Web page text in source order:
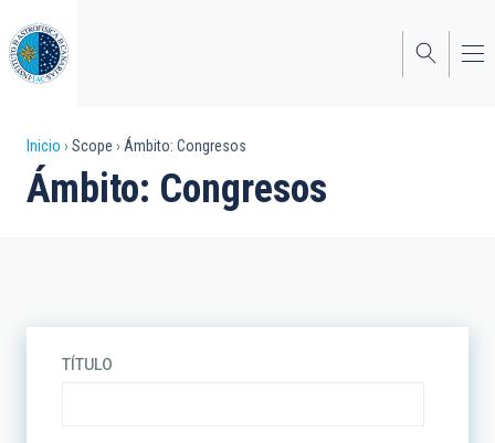
al
contenido
principal
Sobrescribir
enlaces
navegación
Inicio Scope Ámbito: Congresos
Ámbito: Congresos
TÍTULO